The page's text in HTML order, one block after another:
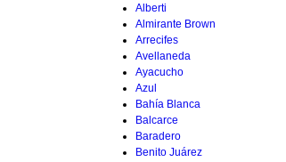
Alberti
Almirante Brown
Arrecifes
Avellaneda
Ayacucho
Azul
Bahía Blanca
Balcarce
Baradero
Benito Juárez